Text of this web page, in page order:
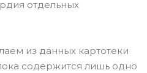
отдельных
из данных картотеки
содержится лишь одно